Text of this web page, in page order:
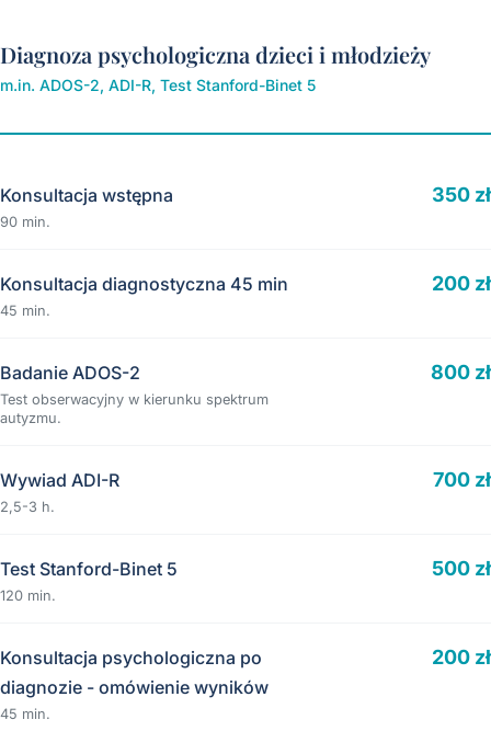
Diagnoza psychologiczna dzieci i młodzieży
m.in. ADOS-2, ADI-R, Test Stanford-Binet 5
Konsultacja wstępna
90 min.
350 zł
Konsultacja diagnostyczna 45 min
45 min.
200 zł
Badanie ADOS-2
Test obserwacyjny w kierunku spektrum
autyzmu.
800 zł
Wywiad ADI-R
2,5-3 h.
700 zł
Test Stanford-Binet 5
120 min.
500 zł
Konsultacja psychologiczna po
diagnozie - omówienie wyników
45 min.
200 zł